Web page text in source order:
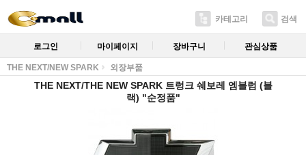
카테고리 검색
로그인 마이페이지 장바구니 관심상품
THE NEXT/NEW SPARK 외장부품
THE NEXT/THE NEW SPARK 트렁크 쉐보레 엠블럼 (블
랙) "순정품"